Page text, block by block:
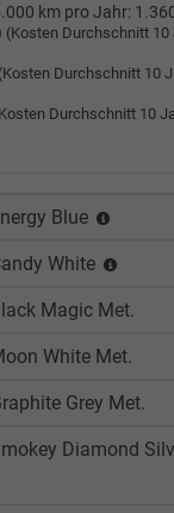
km pro Jahr:
(Kosten Durchschnitt 10
(Kosten Durchschnitt 10
Durchschnitt 10
Blue
White
Magic Met.
White Met.
Grey Met.
Diamond